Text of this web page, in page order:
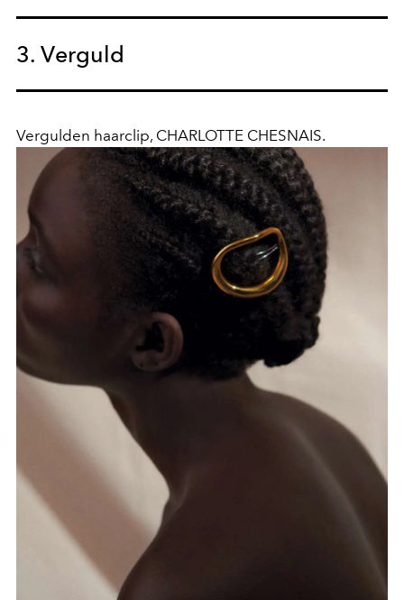
3. Verguld
Vergulden haarclip, CHARLOTTE CHESNAIS.